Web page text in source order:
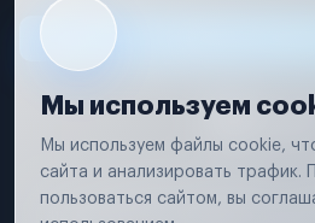
Условия использования
Вся информация, представленная на
Мы используем
Мы используем файлы cookie,
сайта и анализировать трафик.
пользоваться сайтом, вы